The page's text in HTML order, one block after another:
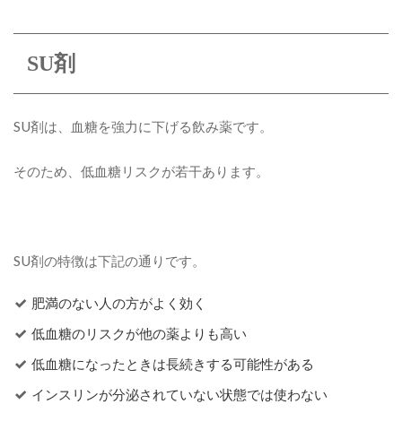
SU剤
SU剤は、血糖を強力に下げる飲み薬です。
そのため、低血糖リスクが若干あります。
SU剤の特徴は下記の通りです。
肥満のない人の方がよく効く
低血糖のリスクが他の薬よりも高い
低血糖になったときは長続きする可能性がある
インスリンが分泌されていない状態では使わない